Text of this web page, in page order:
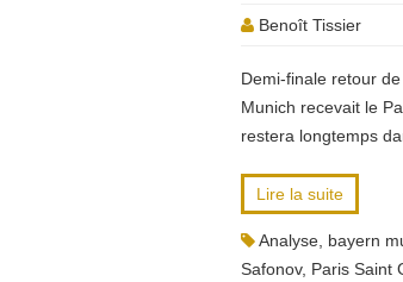
Benoît Tissier
Demi-finale retour
Munich recevait le
restera longtemps
Lire la suite
Analyse bayern
Safonov, Paris Saint